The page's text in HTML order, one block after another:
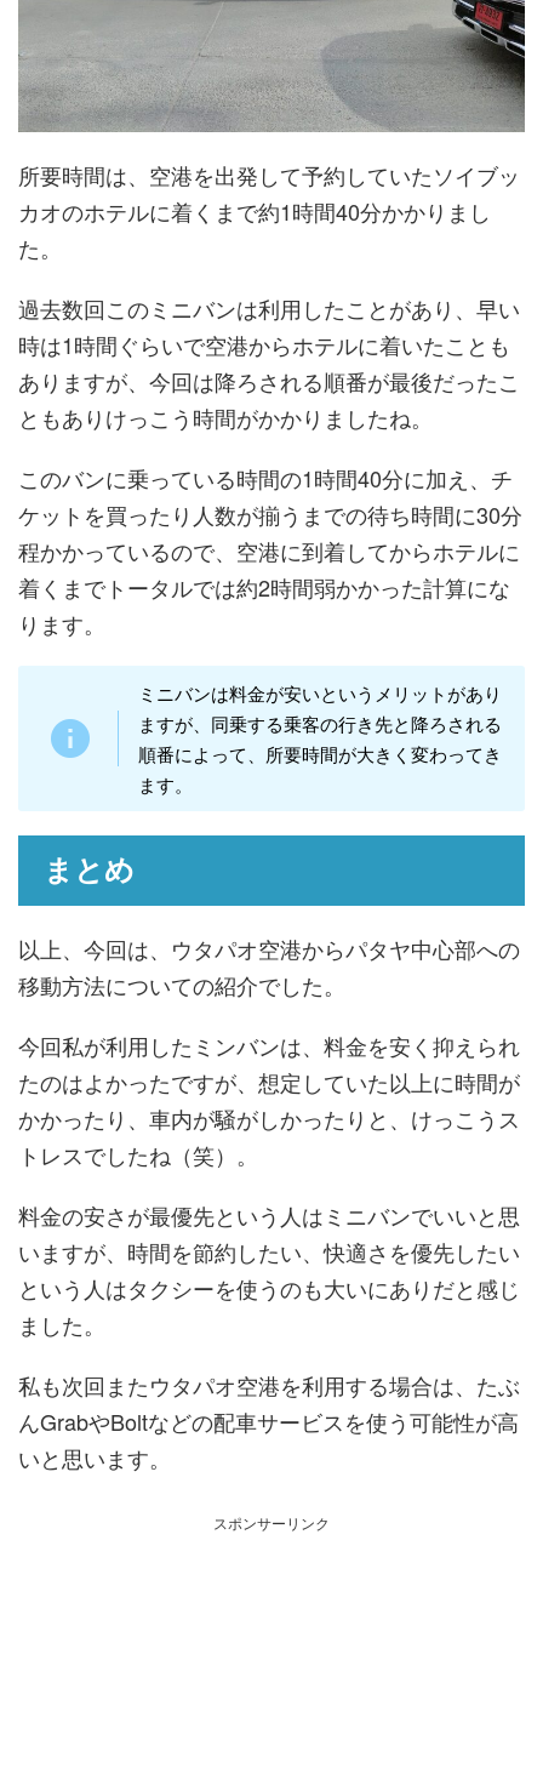
所要時間は、空港を出発して予約していたソイブッ
カオのホテルに着くまで約1時間40分かかりまし
た。
過去数回このミニバンは利用したことがあり、早い
時は1時間ぐらいで空港からホテルに着いたことも
ありますが、今回は降ろされる順番が最後だったこ
ともありけっこう時間がかかりましたね。
このバンに乗っている時間の1時間40分に加え、チ
ケットを買ったり人数が揃うまでの待ち時間に30分
程かかっているので、空港に到着してからホテルに
着くまでトータルでは約2時間弱かかった計算にな
ります。
ミニバンは料金が安いというメリットがあり
ますが、同乗する乗客の行き先と降ろされる
順番によって、所要時間が大きく変わってき
ます。
まとめ
以上、今回は、ウタパオ空港からパタヤ中心部への
移動方法についての紹介でした。
今回私が利用したミンバンは、料金を安く抑えられ
たのはよかったですが、想定していた以上に時間が
かかったり、車内が騒がしかったりと、けっこうス
トレスでしたね（笑）。
料金の安さが最優先という人はミニバンでいいと思
いますが、時間を節約したい、快適さを優先したい
という人はタクシーを使うのも大いにありだと感じ
ました。
私も次回またウタパオ空港を利用する場合は、たぶ
んGrabやBoltなどの配車サービスを使う可能性が高
いと思います。
スポンサーリンク